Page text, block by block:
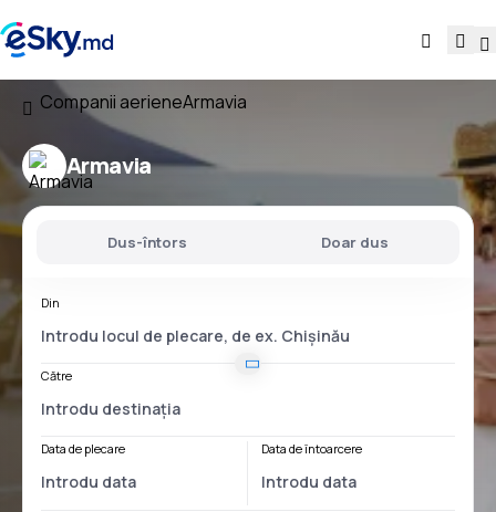
Companii aerieneArmavia
Armavia
Dus-întors Doar dus
Din
Către
Data de plecare Data de întoarcere